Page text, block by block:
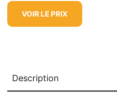
VOIR LE PRIX
Description